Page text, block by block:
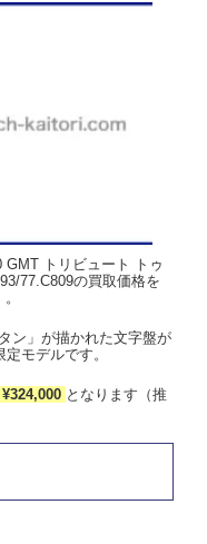
トリビュート トゥ
77.C809の買取価格を
ン」が描かれた文字盤が
モデルです。
となります（推